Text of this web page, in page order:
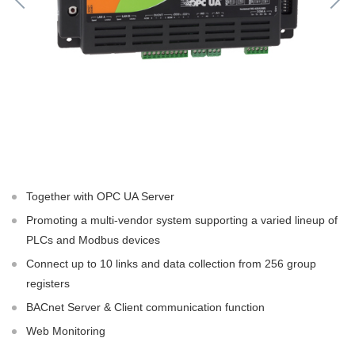
Together with OPC UA Server
Promoting a multi-vendor system supporting a varied lineup of
PLCs and Modbus devices
Connect up to 10 links and data collection from 256 group
registers
BACnet Server & Client communication function
Web Monitoring